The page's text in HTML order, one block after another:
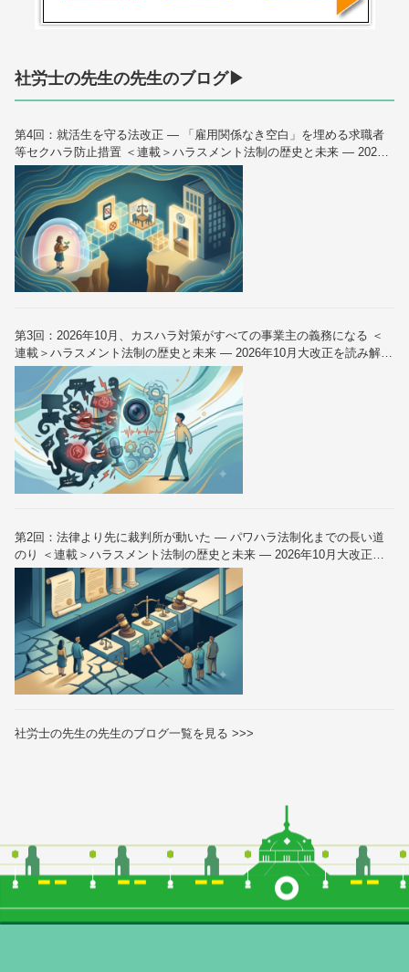
社労士の先生の先生のブログ▶
第4回：就活生を守る法改正 — 「雇用関係なき空白」を埋める求職者
等セクハラ防止措置 ＜連載＞ハラスメント法制の歴史と未来 — 2026
年10月大改正を読み解く（全6回）
第3回：2026年10月、カスハラ対策がすべての事業主の義務になる ＜
連載＞ハラスメント法制の歴史と未来 — 2026年10月大改正を読み解く
（全6回）
第2回：法律より先に裁判所が動いた — パワハラ法制化までの長い道
のり ＜連載＞ハラスメント法制の歴史と未来 — 2026年10月大改正を
読み解く（全6回）
社労士の先生の先生のブログ一覧を見る >>>